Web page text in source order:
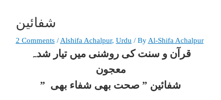
شفائین
2 Comments /Alshifa Achalpur, Urdu / ByAl-Shifa Achalpur
قرآن و سنت کی روشنی میں تیار شدہ
معجون
” شفائین ” صحت بھی شفاء بھی